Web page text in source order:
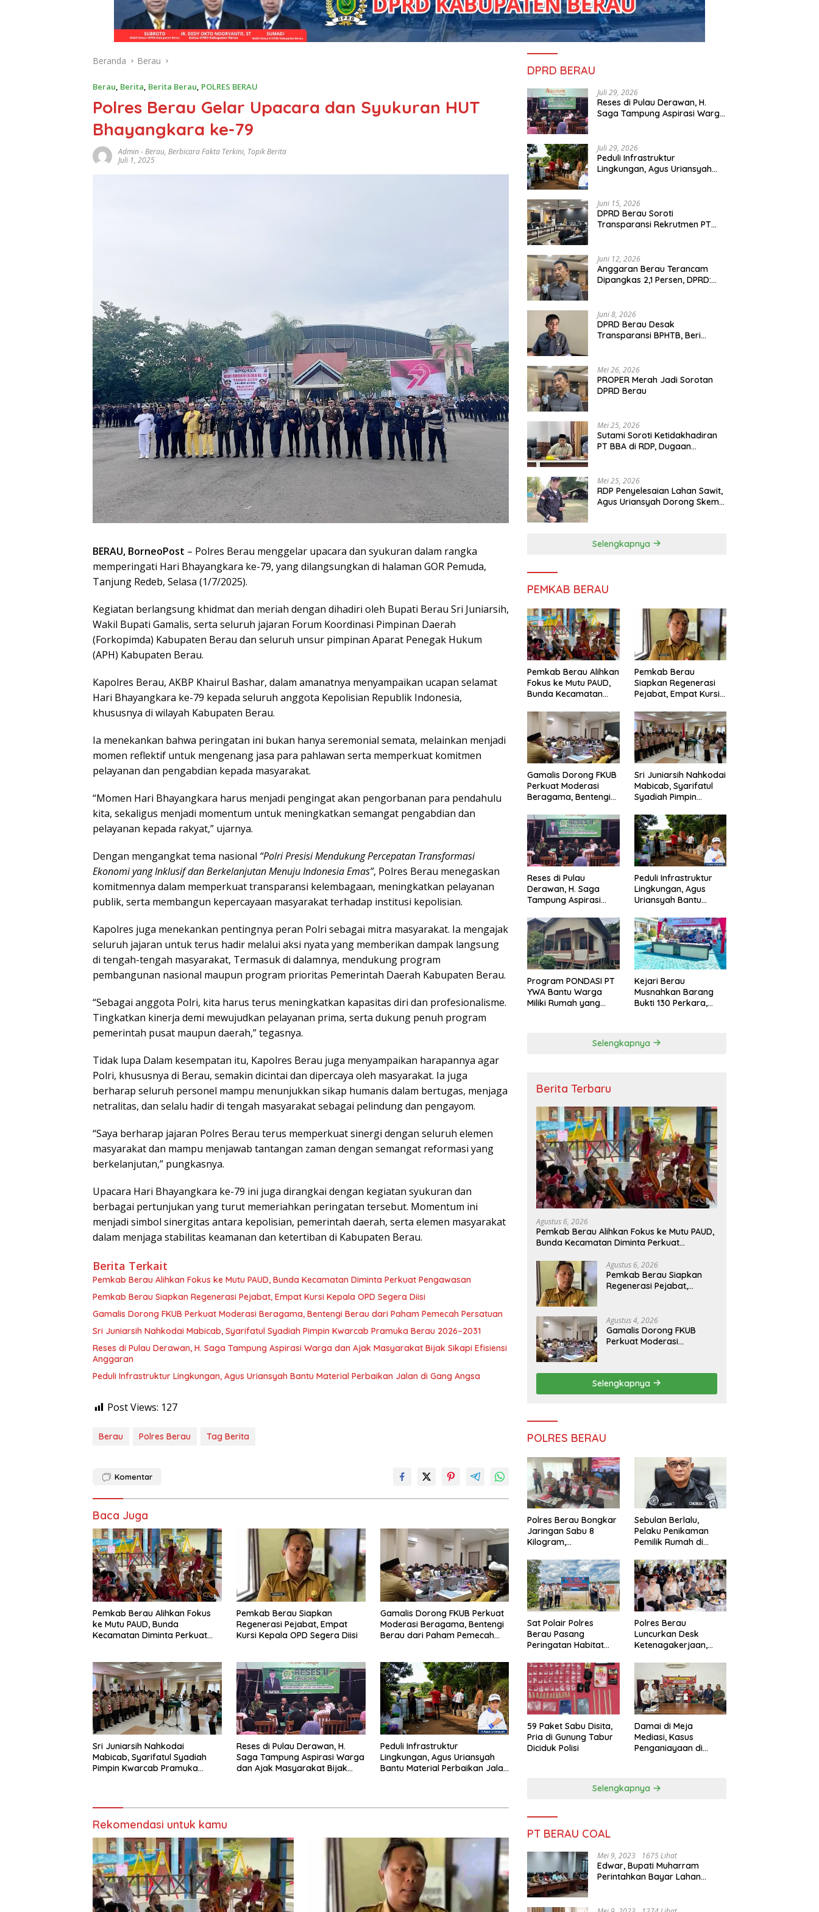
Beranda Berau
Berau, Berita, Berita Berau, POLRES BERAU
Polres Berau Gelar Upacara dan Syukuran HUT
Bhayangkara ke-79
Admin-Berau, Berbicara Fakta Terkini, Topik Berita
Juli 1, 2025
BERAU, BorneoPost – Polres Berau menggelar upacara dan syukuran dalam rangka
memperingati Hari Bhayangkara ke-79, yang dilangsungkan di halaman GOR Pemuda,
Tanjung Redeb, Selasa (1/7/2025).
Kegiatan berlangsung khidmat dan meriah dengan dihadiri oleh Bupati Berau Sri Juniarsih,
Wakil Bupati Gamalis, serta seluruh jajaran Forum Koordinasi Pimpinan Daerah
(Forkopimda) Kabupaten Berau dan seluruh unsur pimpinan Aparat Penegak Hukum
(APH) Kabupaten Berau.
Kapolres Berau, AKBP Khairul Bashar, dalam amanatnya menyampaikan ucapan selamat
Hari Bhayangkara ke-79 kepada seluruh anggota Kepolisian Republik Indonesia,
khususnya di wilayah Kabupaten Berau.
Ia menekankan bahwa peringatan ini bukan hanya seremonial semata, melainkan menjadi
momen reflektif untuk mengenang jasa para pahlawan serta memperkuat komitmen
pelayanan dan pengabdian kepada masyarakat.
“Momen Hari Bhayangkara harus menjadi pengingat akan pengorbanan para pendahulu
kita, sekaligus menjadi momentum untuk meningkatkan semangat pengabdian dan
pelayanan kepada rakyat,” ujarnya.
Dengan mengangkat tema nasional “Polri Presisi Mendukung Percepatan Transformasi
Ekonomi yang Inklusif dan Berkelanjutan Menuju Indonesia Emas”, Polres Berau menegaskan
komitmennya dalam memperkuat transparansi kelembagaan, meningkatkan pelayanan
publik, serta membangun kepercayaan masyarakat terhadap institusi kepolisian.
Kapolres juga menekankan pentingnya peran Polri sebagai mitra masyarakat. Ia mengajak
seluruh jajaran untuk terus hadir melalui aksi nyata yang memberikan dampak langsung
di tengah-tengah masyarakat, Termasuk di dalamnya, mendukung program
pembangunan nasional maupun program prioritas Pemerintah Daerah Kabupaten Berau.
“Sebagai anggota Polri, kita harus terus meningkatkan kapasitas diri dan profesionalisme.
Tingkatkan kinerja demi mewujudkan pelayanan prima, serta dukung penuh program
pemerintah pusat maupun daerah,” tegasnya.
Tidak lupa Dalam kesempatan itu, Kapolres Berau juga menyampaikan harapannya agar
Polri, khususnya di Berau, semakin dicintai dan dipercaya oleh masyarakat. Ia juga
berharap seluruh personel mampu menunjukkan sikap humanis dalam bertugas, menjaga
netralitas, dan selalu hadir di tengah masyarakat sebagai pelindung dan pengayom.
“Saya berharap jajaran Polres Berau terus memperkuat sinergi dengan seluruh elemen
masyarakat dan mampu menjawab tantangan zaman dengan semangat reformasi yang
berkelanjutan,” pungkasnya.
Upacara Hari Bhayangkara ke-79 ini juga dirangkai dengan kegiatan syukuran dan
berbagai pertunjukan yang turut memeriahkan peringatan tersebut. Momentum ini
menjadi simbol sinergitas antara kepolisian, pemerintah daerah, serta elemen masyarakat
dalam menjaga stabilitas keamanan dan ketertiban di Kabupaten Berau.
Berita Terkait
Pemkab Berau Alihkan Fokus ke Mutu PAUD, Bunda Kecamatan Diminta Perkuat Pengawasan
Pemkab Berau Siapkan Regenerasi Pejabat, Empat Kursi Kepala OPD Segera Diisi
Gamalis Dorong FKUB Perkuat Moderasi Beragama, Bentengi Berau dari Paham Pemecah Persatuan
Sri Juniarsih Nahkodai Mabicab, Syarifatul Syadiah Pimpin Kwarcab Pramuka Berau 2026–2031
Reses di Pulau Derawan, H. Saga Tampung Aspirasi Warga dan Ajak Masyarakat Bijak Sikapi Efisiensi
Anggaran
Peduli Infrastruktur Lingkungan, Agus Uriansyah Bantu Material Perbaikan Jalan di Gang Angsa
Post Views: 127
Berau Polres Berau Tag Berita
Komentar
Baca Juga
Pemkab Berau Alihkan Fokus
ke Mutu PAUD, Bunda
Kecamatan Diminta Perkuat
Pemkab Berau Siapkan
Regenerasi Pejabat, Empat
Kursi Kepala OPD Segera Diisi
Gamalis Dorong FKUB Perkuat
Moderasi Beragama, Bentengi
Berau dari Paham Pemecah
Sri Juniarsih Nahkodai
Mabicab, Syarifatul Syadiah
Pimpin Kwarcab Pramuka
Reses di Pulau Derawan, H.
Saga Tampung Aspirasi Warga
dan Ajak Masyarakat Bijak
Peduli Infrastruktur
Lingkungan, Agus Uriansyah
Bantu Material Perbaikan Jalan
Rekomendasi untuk kamu
DPRD BERAU
Juli 29, 2026
Reses di Pulau Derawan, H.
Saga Tampung Aspirasi Warga
Juli 29, 2026
Peduli Infrastruktur
Lingkungan, Agus Uriansyah
Juni 15, 2026
DPRD Berau Soroti
Transparansi Rekrutmen PT
Juni 12, 2026
Anggaran Berau Terancam
Dipangkas 2,1 Persen, DPRD:
Juni 8, 2026
DPRD Berau Desak
Transparansi BPHTB, Beri
Mei 26, 2026
PROPER Merah Jadi Sorotan
DPRD Berau
Mei 25, 2026
Sutami Soroti Ketidakhadiran
PT BBA di RDP, Dugaan
Mei 25, 2026
RDP Penyelesaian Lahan Sawit,
Agus Uriansyah Dorong Skema
Selengkapnya
PEMKAB BERAU
Pemkab Berau Alihkan
Fokus ke Mutu PAUD,
Bunda Kecamatan
Pengawasan
Pemkab Berau
Siapkan Regenerasi
Pejabat, Empat Kursi
Diisi
Gamalis Dorong FKUB
Perkuat Moderasi
Beragama, Bentengi
Pemecah Persatuan
Sri Juniarsih Nahkodai
Mabicab, Syarifatul
Syadiah Pimpin
Berau 2026–2031
Reses di Pulau
Derawan, H. Saga
Tampung Aspirasi
Masyarakat Bijak
Sikapi Efisiensi
Anggaran
Peduli Infrastruktur
Lingkungan, Agus
Uriansyah Bantu
Jalan di Gang Angsa
Program PONDASI PT
YWA Bantu Warga
Miliki Rumah yang
Kejari Berau
Musnahkan Barang
Bukti 130 Perkara,
Selengkapnya
Berita Terbaru
Agustus 6, 2026
Pemkab Berau Alihkan Fokus ke Mutu PAUD,
Bunda Kecamatan Diminta Perkuat
Agustus 6, 2026
Pemkab Berau Siapkan
Regenerasi Pejabat,
Agustus 4, 2026
Gamalis Dorong FKUB
Perkuat Moderasi
Persatuan
Selengkapnya
POLRES BERAU
Polres Berau Bongkar
Jaringan Sabu 8
Kilogram,
dari Dalam Lapas
Tarakan
Sebulan Berlalu,
Pelaku Penikaman
Pemilik Rumah di
Diburu Polisi
Sat Polair Polres
Berau Pasang
Peringatan Habitat
Polres Berau
Luncurkan Desk
Ketenagakerjaan,
Didorong Tuntas
Lewat Mediasi
59 Paket Sabu Disita,
Pria di Gunung Tabur
Diciduk Polisi
Damai di Meja
Mediasi, Kasus
Penganiayaan di
Selengkapnya
PT BERAU COAL
Mei 9, 2023 1675 Lihat
Edwar, Bupati Muharram
Perintahkan Bayar Lahan